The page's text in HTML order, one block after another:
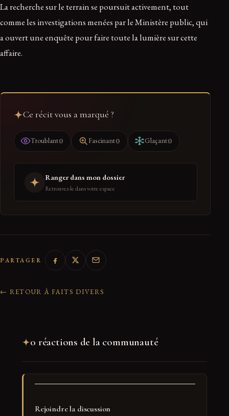
La recherche sur le terrain se poursuit activement, tout
comme les investigations menées par le Ministère public, qui
a ouvert une enquête pour faire toute la lumière sur cette
affaire.
Ce récit vous a marqué ?
Troublant0 Fascinant0 Glaçant0
Ranger dans mon dossier
Retrouvez-le dans votre espace
PARTAGER
← RETOUR À FAITS DIVERS
0 réactions de la communauté
Rejoindre la discussion